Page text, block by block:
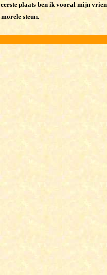
plaats ben ik vooral mijn
steun.